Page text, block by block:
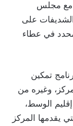
مع مجلس
على
في عطاء
تمكين
وغيره من
الوسط،
يقدمها المركز